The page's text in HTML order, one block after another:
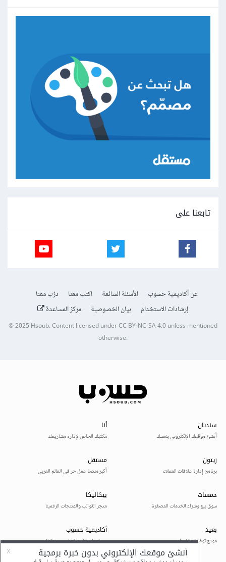
تابعنا على
عن أكاديمية حسوب الأسئلة الشائعة اكتب معنا
درّب معنا
إرشادات الاستخدام
بيان الخصوصية مركز المساعدة
© 2025Hsoub.Content licensed underCC BY-NC-SA 4.0unless mentioned
otherwise.